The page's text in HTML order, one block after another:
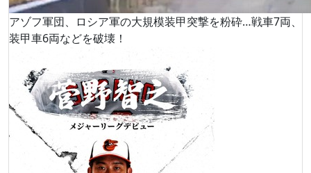
アゾフ軍団、ロシア軍の大規模装甲突撃を粉砕…戦車7両、
装甲車6両などを破壊！